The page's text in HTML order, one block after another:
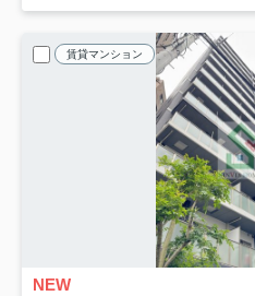
賃貸マンション
NEW